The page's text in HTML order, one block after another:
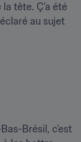
tête. Ç’a été
au sujet
Brésil, c’est